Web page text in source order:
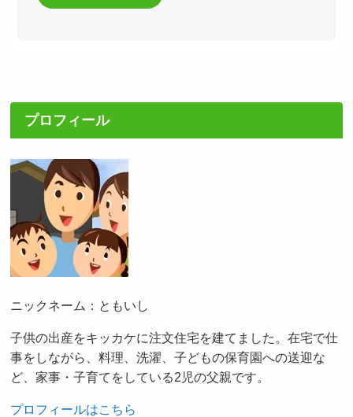
プロフィール
ニックネーム：ともいし
子供の出産をキッカケに注文住宅を建てました。在宅で仕
事をしながら、料理、洗濯、子どもの保育園への送迎な
ど、家事・子育てをしている2児の父親です。
プロフィールはこちら